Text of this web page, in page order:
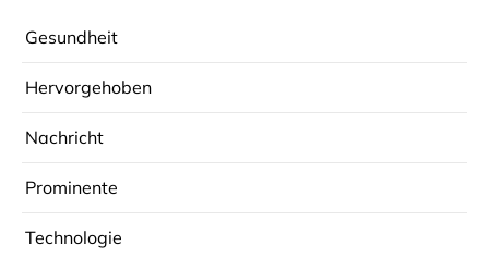
Gesundheit
Hervorgehoben
Nachricht
Prominente
Technologie